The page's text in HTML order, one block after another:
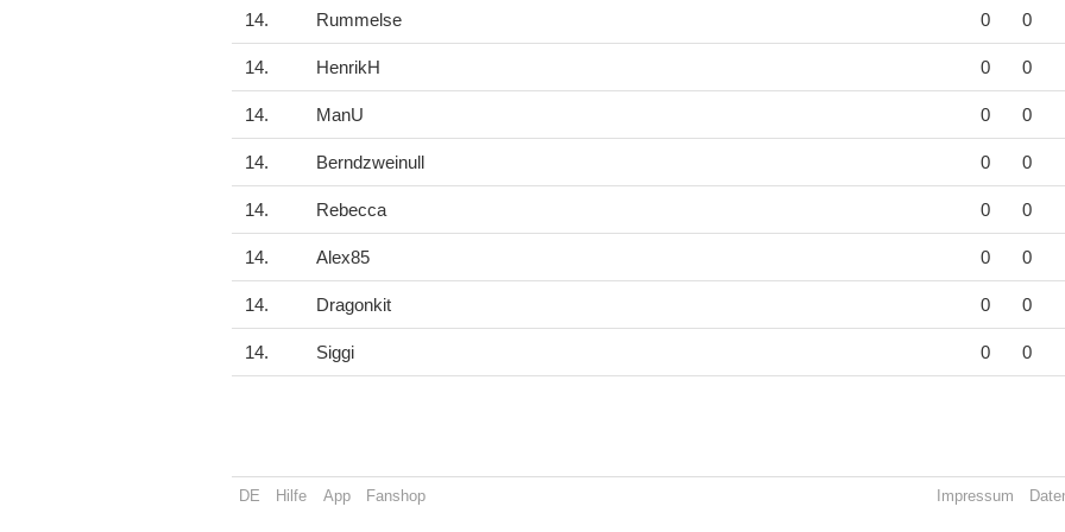
14. Rummelse 0 0
14. HenrikH 0 0
14. ManU 0 0
14. Berndzweinull 0 0
14. Rebecca 0 0
14. Alex85 0 0
14. Dragonkit 0 0
14. Siggi 0 0
DE Hilfe App Fanshop Impressum